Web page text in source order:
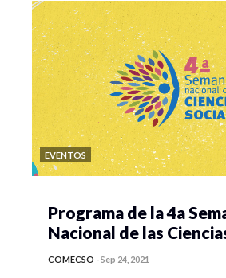
EVENTOS
Programa de la 4a
Nacional de las
COMECSO -Sep 24, 2021